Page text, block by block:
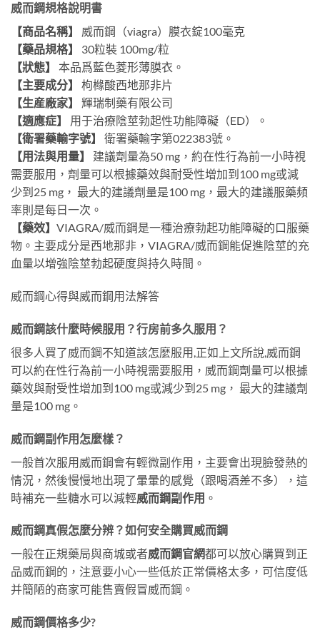
威而鋼規格說明書
【商品名稱】
威而鋼（viagra）膜衣錠100毫克
【藥品規格】
30粒裝 100mg/粒
【狀態】
本品爲藍色菱形薄膜衣。
【主要成分】
枸橼酸西地那非片
【生産廠家】
輝瑞制藥有限公司
【適應症】
用于治療陰莖勃起性功能障礙（ED）。
【衛署藥輸字號】
衛署藥輸字第022383號。
【用法與用量】
建議劑量為50 mg，約在性行為前一小時視
需要服用，劑量可以根據藥效與耐受性增加到100 mg或減
少到25 mg， 最大的建議劑量是100 mg，最大的建議服藥頻
率則是每日一次。
【藥效】 VIAGRA/威而鋼是一種治療勃起功能障礙的口服藥
物。主要成分是西地那非，VIAGRA/威而鋼能促進陰莖的充
血量以增強陰莖勃起硬度與持久時間。
威而鋼心得與威而鋼用法解答
威而鋼該什麼時候服用？行房前多久服用？
很多人買了威而鋼不知道該怎麼服用,正如上文所說,威而鋼
可以約在性行為前一小時視需要服用，威而鋼劑量可以根據
藥效與耐受性增加到100 mg或減少到25 mg， 最大的建議劑
量是100 mg。
威而鋼副作用怎麼樣？
一般首次服用威而鋼會有輕微副作用，主要會出現臉發熱的
情況，然後慢慢地出現了暈暈的感覺（跟喝酒差不多），這
時補充一些糖水可以減輕威而鋼副作用 。
威而鋼真假怎麼分辨？如何安全購買威而鋼
一般在正規藥局與商城或者威而鋼官網都可以放心購買到正
品威而鋼的，注意要小心一些低於正常價格太多，可信度低
并簡陋的商家可能售賣假冒威而鋼。
威而鋼價格多少?